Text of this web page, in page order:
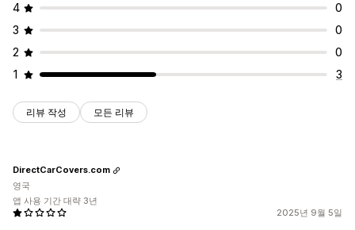
4
0
3
0
2
0
1
3
리뷰 작성 모든 리뷰
2025년 9월 5일
DirectCarCovers.com
영국
앱 사용 기간 대략 3년